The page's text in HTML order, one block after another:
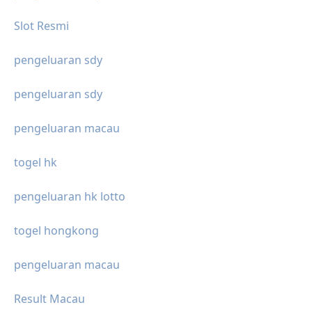
Slot Resmi
pengeluaran sdy
pengeluaran sdy
pengeluaran macau
togel hk
pengeluaran hk lotto
togel hongkong
pengeluaran macau
Result Macau